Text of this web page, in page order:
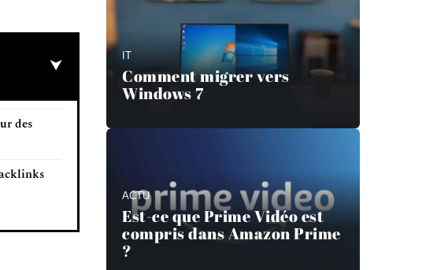
des
IT
Comment migrer vers
Windows 7
ACTU
Est-ce que Prime Vidéo est
compris dans Amazon Prime
?